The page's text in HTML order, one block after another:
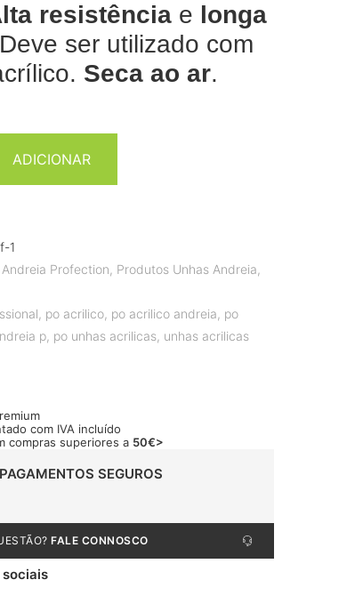
resistência e longa
ser utilizado com
Seca ao ar.
ADICIONAR
1
Profection, Produtos Unhas Andreia,
, po acrilico, po acrilico andreia, po
p, po unhas acrilicas, unhas acrilicas
com IVA incluído
compras superiores a 50€>
PAGAMENTOS SEGUROS
FALE CONNOSCO
sociais